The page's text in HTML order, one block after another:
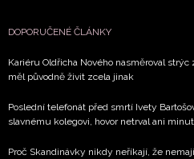
DOPORUČENÉ ČLÁNKY
Kariéru Oldřicha Nového nasměroval
měl původně živit zcela jinak
Poslední telefonát před smrtí Ivety
slavnému kolegovi, hovor netrval ani
Proč Skandinávky nikdy neříkají, že